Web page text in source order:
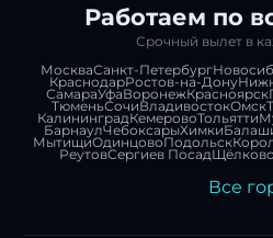
Работаем по
Срочный вылет в
МоскваСанкт-Петербург
КраснодарРостов-на-Дону
СамараУфаВоронежКрасноярск
ТюменьСочиВладивостокОмск
КалининградКемеровоТольятти
БарнаулЧебоксарыХимки
МытищиОдинцовоПодольск
РеутовСергиев ПосадЩёлково
Все